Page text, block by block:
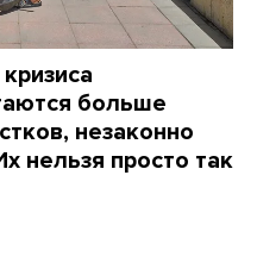
больше
незаконно
нельзя просто так